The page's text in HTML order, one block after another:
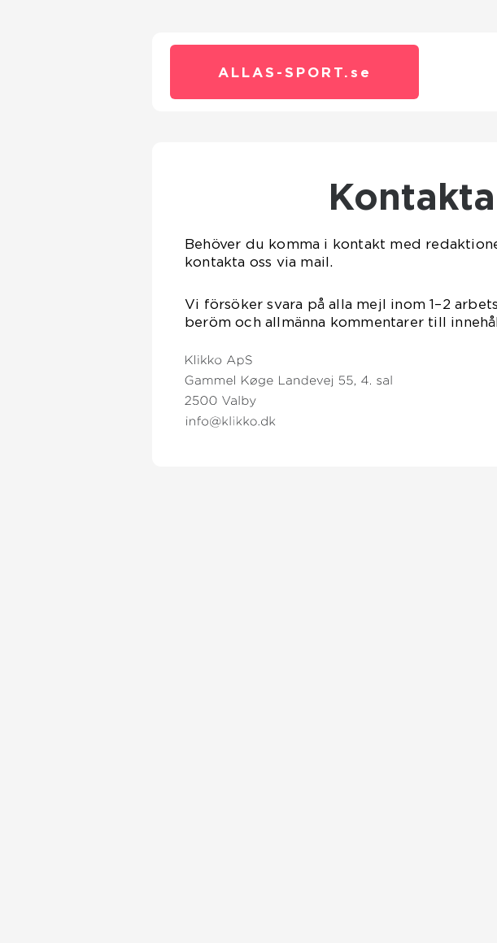
ALLAS-SPORT. se
Behöver du komma i kontakt med
kontakta oss via mail.
Vi försöker svara på alla mejl inom 1–2
beröm och allmänna kommentarer till